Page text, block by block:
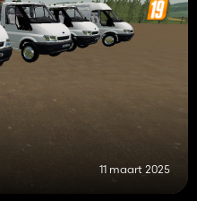
11 maart 2025